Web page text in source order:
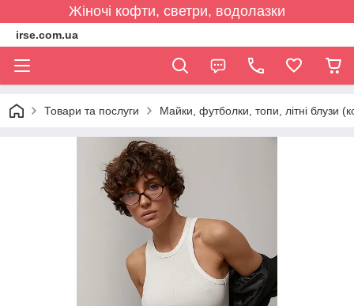
Жіночі кофти, светри, водолазки
irse.com.ua
Товари та послуги Майки, футболки, топи, літні блузи